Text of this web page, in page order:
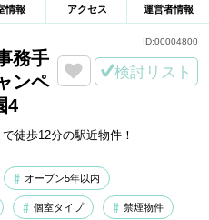
情報 アクセス 運営者情報
務手
ンペ
4
徒歩12分の駅近物件！
検討リスト
オープン5年以内
個室タイプ 禁煙物件
ID:00004800